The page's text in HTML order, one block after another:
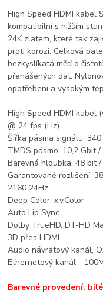
High Speed HDMI kabel
kompatibilní s nižším
24K zlatem, které tak
proti korozi. Celková
bezkyslíkatá měď o
přenášených dat.
opotřebení a vysokým
High Speed HDMI kabel
@ 24 fps (Hz)
Šířka pásma signálu: 340
TMDS pásmo: 10,2 Gbit /
Barevná hloubka: 48 bit
Garantované rozlišení:
2160 24Hz
Deep Color, x.v.Color
Auto Lip Sync
Dolby TrueHD, DT-HD
3D přes HDMI
Audio návratový kanál,
Ethernetový kanál -
Barevné provedení: